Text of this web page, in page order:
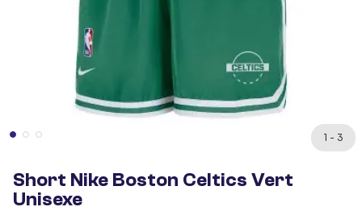
1 - 3
Short Nike Boston Celtics Vert
Unisexe